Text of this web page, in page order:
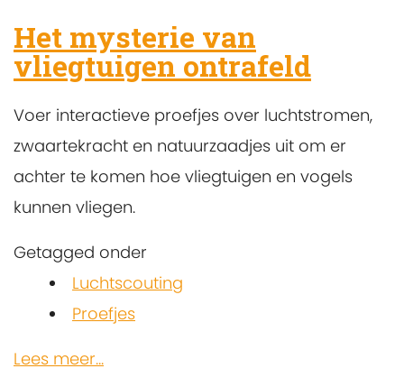
Het mysterie van
vliegtuigen ontrafeld
Voer interactieve proefjes over luchtstromen,
zwaartekracht en natuurzaadjes uit om er
achter te komen hoe vliegtuigen en vogels
kunnen vliegen.
Getagged onder
Luchtscouting
Proefjes
Lees meer...